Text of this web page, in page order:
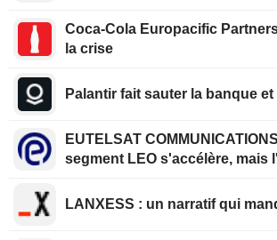
Coca-Cola Europacific
la crise
Palantir fait sauter la banque
EUTELSAT COMMUNICATIONS : l'élan
segment LEO s'accélère, mais
LANXESS : un narratif